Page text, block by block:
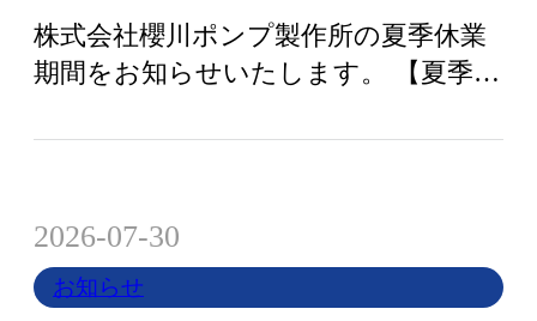
株式会社櫻川ポンプ製作所の夏季休業
期間をお知らせいたします。 【夏季休
2026-07-30
お知らせ